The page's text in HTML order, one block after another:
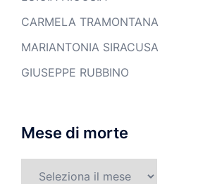
CARMELA TRAMONTANA
MARIANTONIA SIRACUSA
GIUSEPPE RUBBINO
Mese di morte